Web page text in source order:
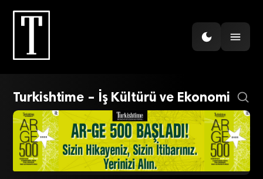
Turkishtime – İş Kültürü ve Ekonomi